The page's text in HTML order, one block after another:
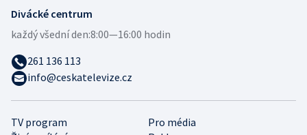
TV program
Pro média
Divácké centrum
každý všední den:8:00—16:00 hodin
261 136 113
info@ceskatelevize.cz